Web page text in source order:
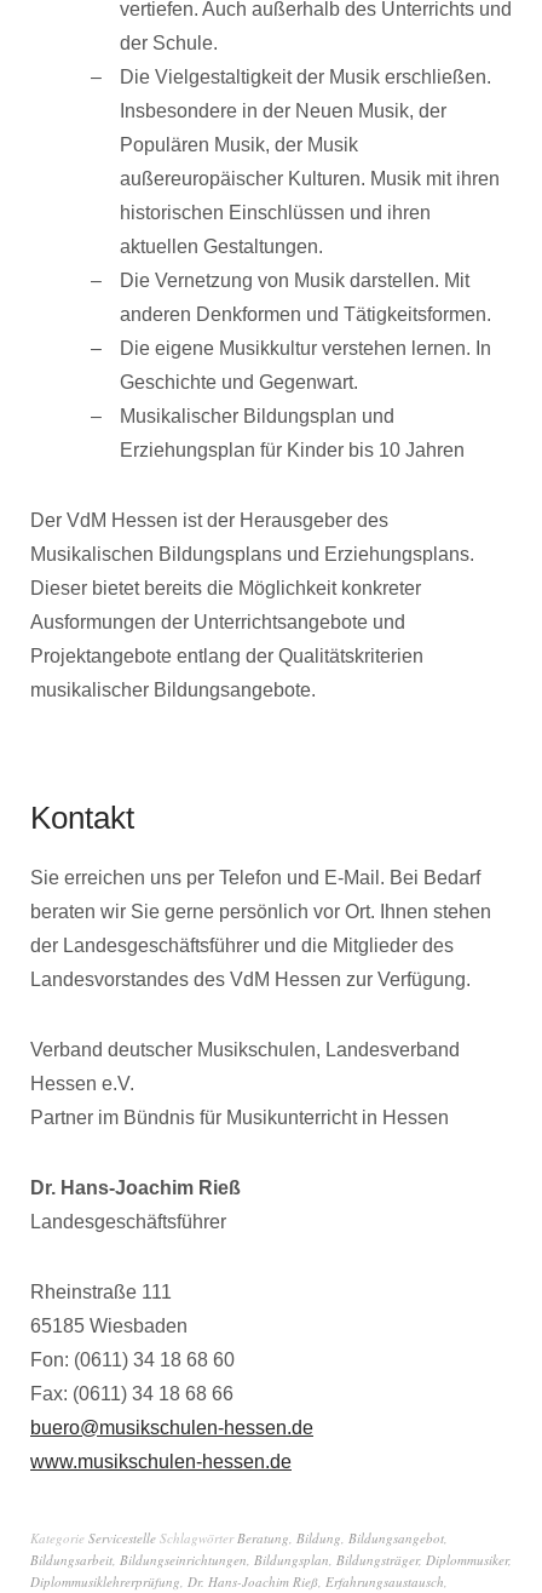
vertiefen. Auch außerhalb des Unterrichts und
der Schule.
Die Vielgestaltigkeit der Musik erschließen.
Insbesondere in der Neuen Musik, der
Populären Musik, der Musik
außereuropäischer Kulturen. Musik mit ihren
historischen Einschlüssen und ihren
aktuellen Gestaltungen.
Die Vernetzung von Musik darstellen. Mit
anderen Denkformen und Tätigkeitsformen.
Die eigene Musikkultur verstehen lernen. In
Geschichte und Gegenwart.
Musikalischer Bildungsplan und
Erziehungsplan für Kinder bis 10 Jahren
Der VdM Hessen ist der Herausgeber des
Musikalischen Bildungsplans und Erziehungsplans.
Dieser bietet bereits die Möglichkeit konkreter
Ausformungen der Unterrichtsangebote und
Projektangebote entlang der Qualitätskriterien
musikalischer Bildungsangebote.
Kontakt
Sie erreichen uns per Telefon und E-Mail. Bei Bedarf
beraten wir Sie gerne persönlich vor Ort. Ihnen stehen
der Landesgeschäftsführer und die Mitglieder des
Landesvorstandes des VdM Hessen zur Verfügung.
Verband deutscher Musikschulen, Landesverband
Hessen e.V.
Partner im Bündnis für Musikunterricht in Hessen
Dr. Hans-Joachim Rieß
Landesgeschäftsführer
Rheinstraße 111
65185 Wiesbaden
Fon: (0611) 34 18 68 60
Fax: (0611) 34 18 68 66
buero@musikschulen-hessen.de
www.musikschulen-hessen.de
Kategorie Servicestelle SchlagwörterBeratung, Bildung, Bildungsangebot,
Bildungsarbeit, Bildungseinrichtungen, Bildungsplan, Bildungsträger, Diplommusiker,
Diplommusiklehrerprüfung, Dr. Hans-Joachim Rieß, Erfahrungsaustausch,